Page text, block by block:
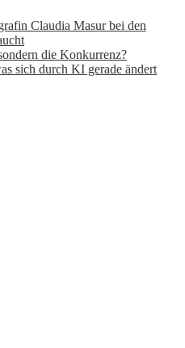
Claudia Masur bei den
die Konkurrenz?
sich durch KI gerade ändert